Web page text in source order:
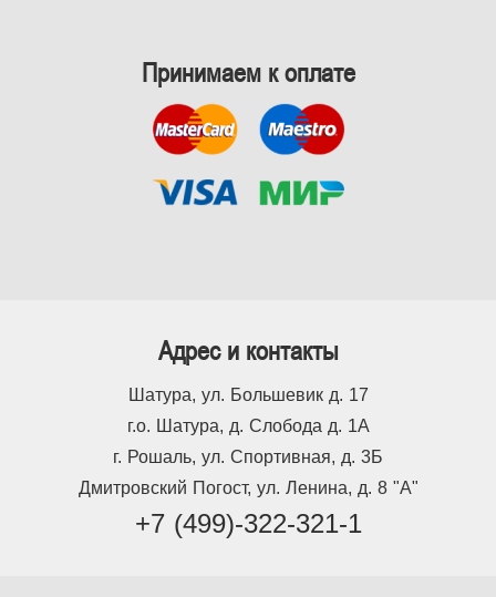
Принимаем к оплате
Адрес и контакты
Шатура, ул. Большевик д. 17
г.о. Шатура, д. Слобода д. 1А
г. Рошаль, ул. Спортивная, д. 3Б
Дмитровский Погост, ул. Ленина, д. 8 "А"
+7 (499)-322-321-1